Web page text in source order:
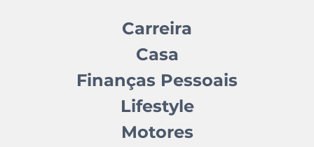
Carreira
Casa
Finanças Pessoais
Lifestyle
Motores